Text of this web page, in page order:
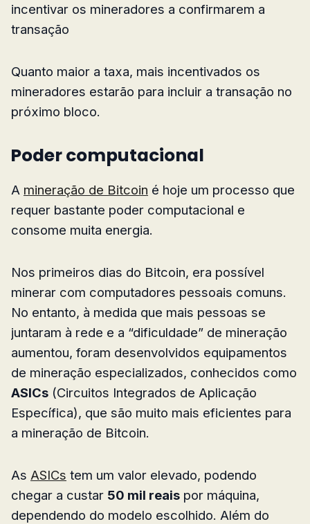
incentivar os mineradores a confirmarem a
transação
Quanto maior a taxa, mais incentivados os
mineradores estarão para incluir a transação no
próximo bloco.
Poder computacional
A mineração de Bitcoin é hoje um processo que
requer bastante poder computacional e
consome muita energia.
Nos primeiros dias do Bitcoin, era possível
minerar com computadores pessoais comuns.
No entanto, à medida que mais pessoas se
juntaram à rede e a “dificuldade” de mineração
aumentou, foram desenvolvidos equipamentos
de mineração especializados, conhecidos como
ASICs (Circuitos Integrados de Aplicação
Específica), que são muito mais eficientes para
a mineração de Bitcoin.
As ASICs tem um valor elevado, podendo
chegar a custar 50 mil reais por máquina,
dependendo do modelo escolhido. Além do